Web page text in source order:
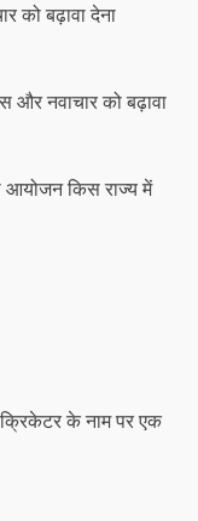
को बढ़ावा देना
और नवाचार को बढ़ावा
आयोजन किस राज्य में
क्रिकेटर के नाम पर एक